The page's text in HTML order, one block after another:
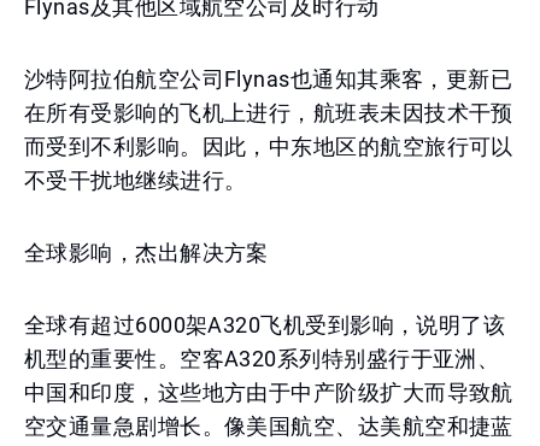
Flynas及其他区域航空公司及时行动
沙特阿拉伯航空公司Flynas也通知其乘客，更新已
在所有受影响的飞机上进行，航班表未因技术干预
而受到不利影响。因此，中东地区的航空旅行可以
不受干扰地继续进行。
全球影响，杰出解决方案
全球有超过6000架A320飞机受到影响，说明了该
机型的重要性。空客A320系列特别盛行于亚洲、
中国和印度，这些地方由于中产阶级扩大而导致航
空交通量急剧增长。像美国航空、达美航空和捷蓝